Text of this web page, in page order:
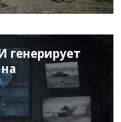
генерирует